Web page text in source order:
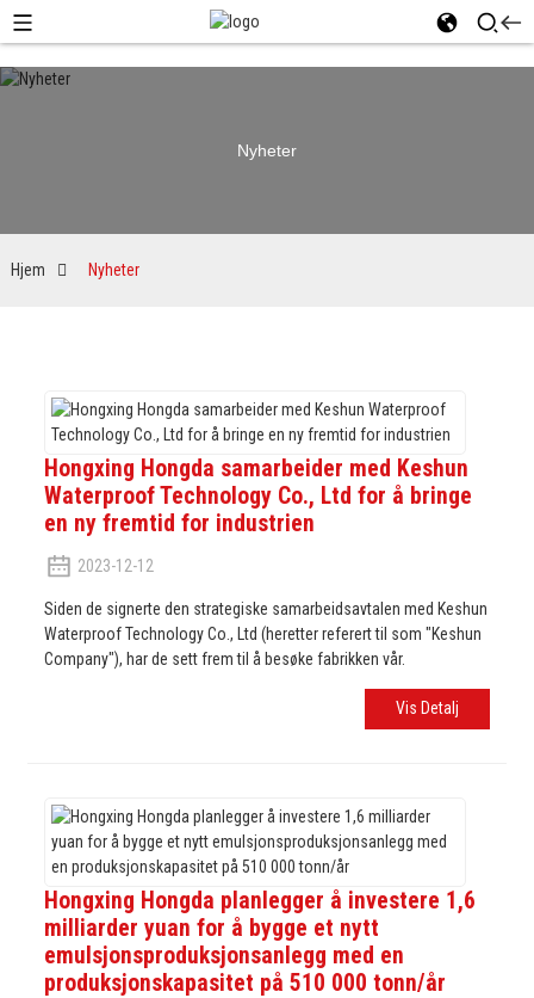
Nyheter
Hjem Nyheter
Hongxing Hongda samarbeider med Keshun
Waterproof Technology Co., Ltd for å bringe
en ny fremtid for industrien
2023-12-12
Siden de signerte den strategiske samarbeidsavtalen med Keshun
Waterproof Technology Co., Ltd (heretter referert til som "Keshun
Company"), har de sett frem til å besøke fabrikken vår.
Vis Detalj
Hongxing Hongda planlegger å investere 1,6
milliarder yuan for å bygge et nytt
emulsjonsproduksjonsanlegg med en
produksjonskapasitet på 510 000 tonn/år